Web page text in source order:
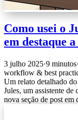
Como usei o
em destaque
3 julho 2025·9 minutos·
workflow & best
Um relato detalhado
Jules, um assistente
nova seção de post